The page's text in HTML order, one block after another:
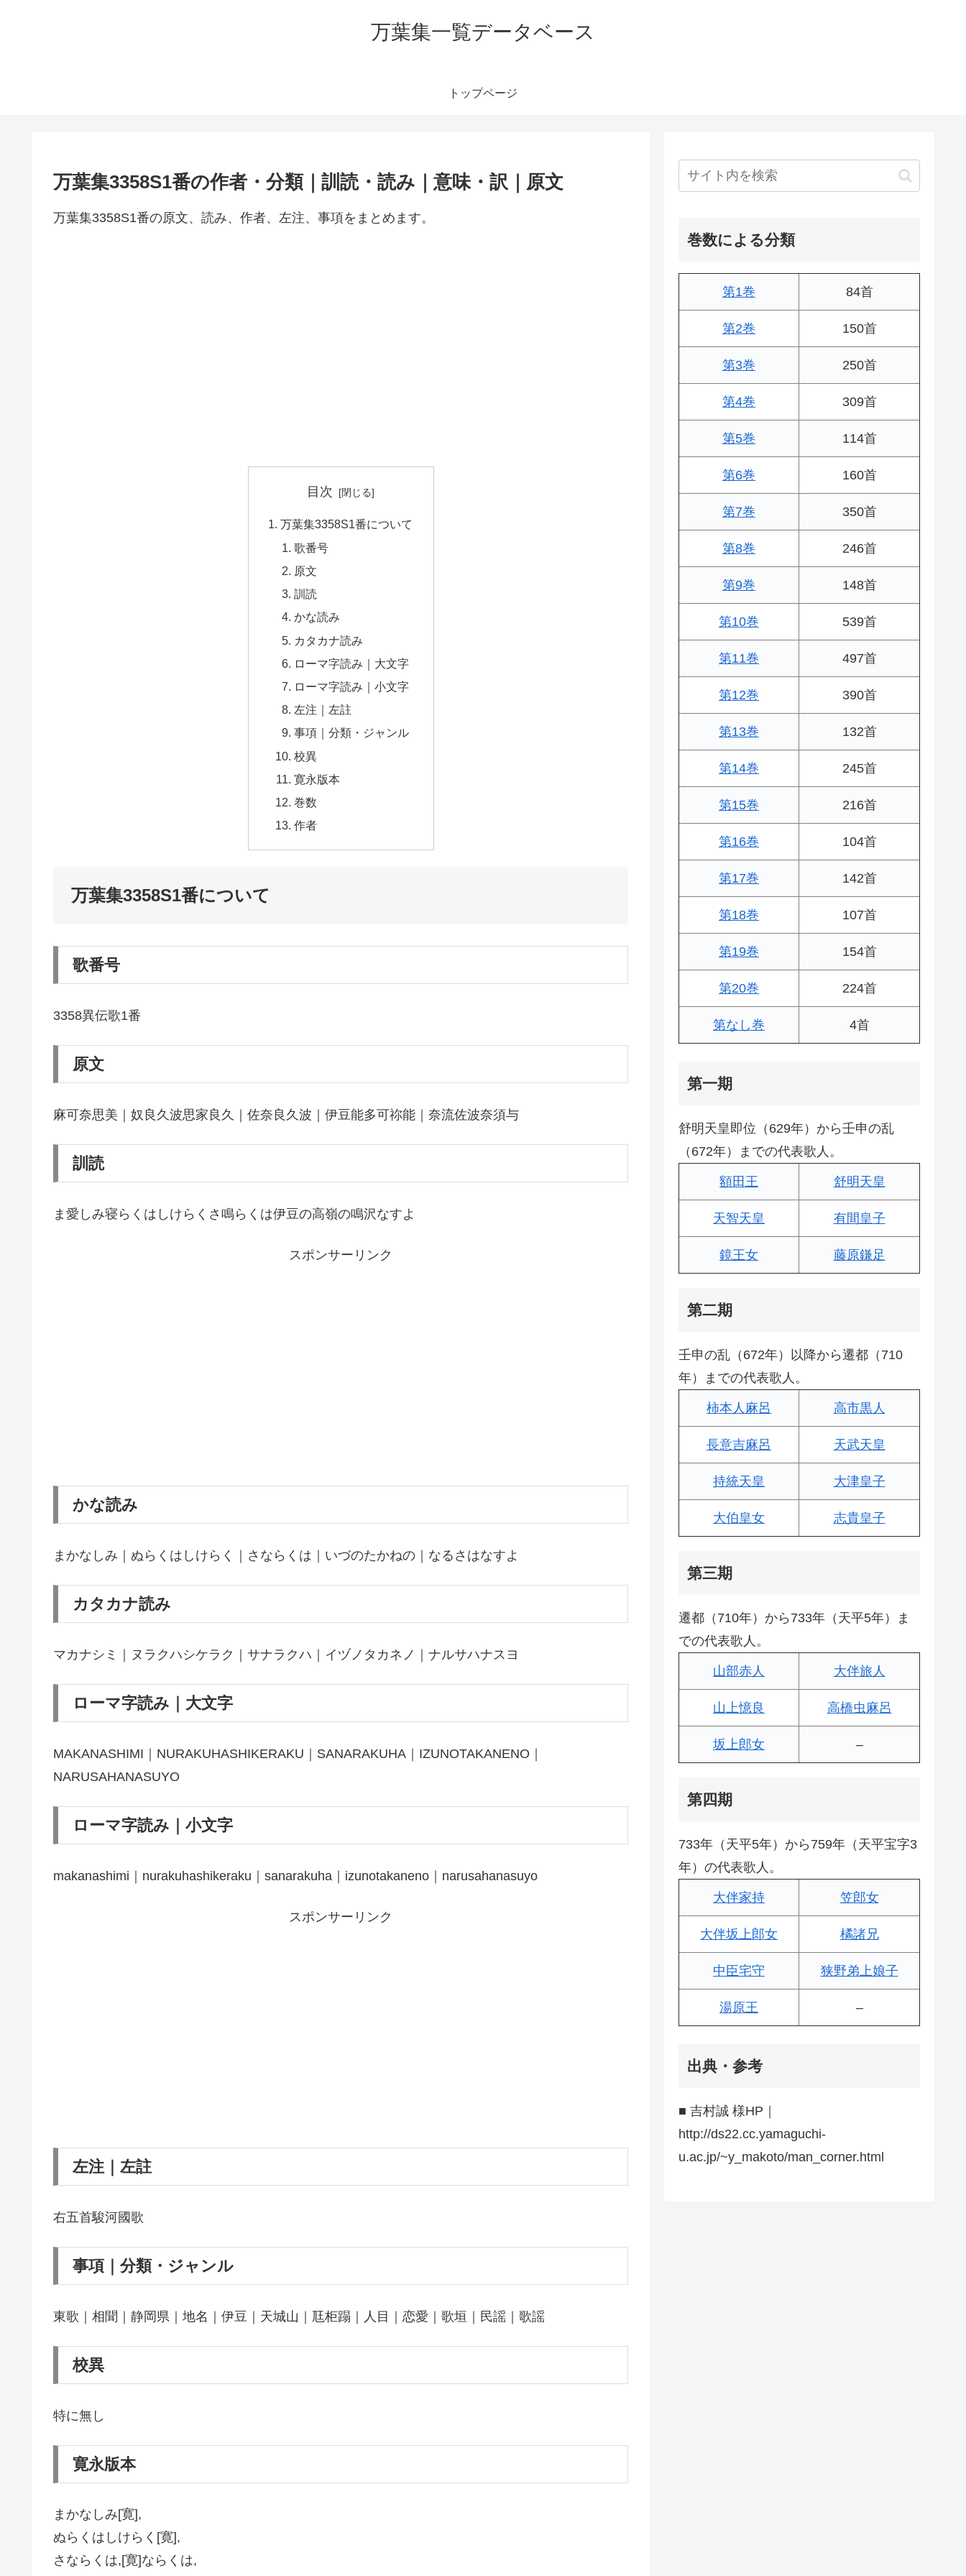
万葉集一覧データベース
トップページ
万葉集3358S1番の作者・分類｜訓読・読み｜意味・訳｜原文
万葉集3358S1番の原文、読み、作者、左注、事項をまとめます。
目次
万葉集3358S1番について
歌番号
原文
訓読
かな読み
カタカナ読み
ローマ字読み｜大文字
ローマ字読み｜小文字
左注｜左註
事項｜分類・ジャンル
校異
寛永版本
巻数
作者
万葉集3358S1番について
歌番号
3358異伝歌1番
原文
麻可奈思美｜奴良久波思家良久｜佐奈良久波｜伊豆能多可祢能｜奈流佐波奈須与
訓読
ま愛しみ寝らくはしけらくさ鳴らくは伊豆の高嶺の鳴沢なすよ
スポンサーリンク
かな読み
まかなしみ｜ぬらくはしけらく｜さならくは｜いづのたかねの｜なるさはなすよ
カタカナ読み
マカナシミ｜ヌラクハシケラク｜サナラクハ｜イヅノタカネノ｜ナルサハナスヨ
ローマ字読み｜大文字
MAKANASHIMI｜NURAKUHASHIKERAKU｜SANARAKUHA｜IZUNOTAKANENO｜
NARUSAHANASUYO
ローマ字読み｜小文字
makanashimi｜nurakuhashikeraku｜sanarakuha｜izunotakaneno｜narusahanasuyo
スポンサーリンク
左注｜左註
右五首駿河國歌
事項｜分類・ジャンル
東歌｜相聞｜静岡県｜地名｜伊豆｜天城山｜尫柜蹋｜人目｜恋愛｜歌垣｜民謡｜歌謡
校異
特に無し
寛永版本
まかなしみ[寛],
ぬらくはしけらく[寛],
さならくは,[寛]ならくは,
巻数による分類
第1巻 84首
第2巻 150首
第3巻 250首
第4巻 309首
第5巻 114首
第6巻 160首
第7巻 350首
第8巻 246首
第9巻 148首
第10巻 539首
第11巻 497首
第12巻 390首
第13巻 132首
第14巻 245首
第15巻 216首
第16巻 104首
第17巻 142首
第18巻 107首
第19巻 154首
第20巻 224首
第なし巻 4首
第一期
舒明天皇即位（629年）から壬申の乱
（672年）までの代表歌人。
額田王 舒明天皇
天智天皇 有間皇子
鏡王女 藤原鎌足
第二期
壬申の乱（672年）以降から遷都（710
年）までの代表歌人。
柿本人麻呂 高市黒人
長意吉麻呂 天武天皇
持統天皇 大津皇子
大伯皇女 志貴皇子
第三期
遷都（710年）から733年（天平5年）ま
での代表歌人。
山部赤人 大伴旅人
山上憶良 高橋虫麻呂
坂上郎女 –
第四期
733年（天平5年）から759年（天平宝字3
年）の代表歌人。
大伴家持 笠郎女
大伴坂上郎女 橘諸兄
中臣宅守 狭野弟上娘子
湯原王 –
出典・参考
■ 吉村誠 様HP｜
http://ds22.cc.yamaguchi-
u.ac.jp/~y_makoto/man_corner.html